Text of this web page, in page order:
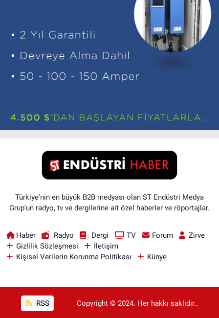
Türkiye'nin en büyük B2B medyası olan ST Endüstri Medya
Grup'un radyo, tv ve dergilerine ait özel haberler ve röportajlar.
Haber Radyo Dergi TV Forum
Zirve
Gizlilik Sözleşmesi
İletişim
Kişisel Verilerin Korunma Politikası
Künye
RSS Copyright © 2024. Her hakkı saklıdır..